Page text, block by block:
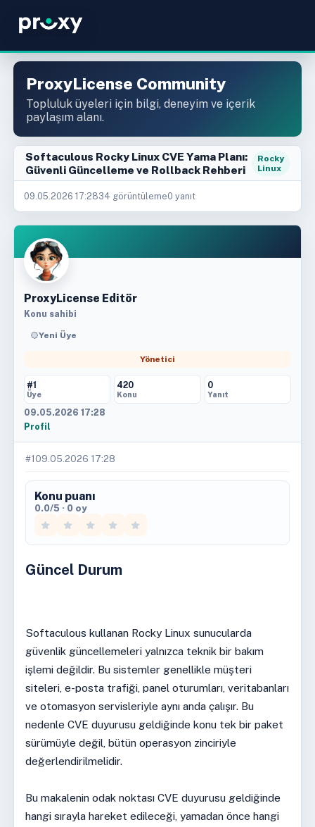
ProxyLicense Community
Topluluk üyeleri için bilgi, deneyim ve içerik
paylaşım alanı.
Softaculous Rocky Linux CVE Yama Planı:
Güvenli Güncelleme ve Rollback Rehberi
Rocky
Linux
09.05.2026 17:2834 görüntüleme0 yanıt
ProxyLicense Editör
Konu sahibi
Yeni Üye
Yönetici
#1
Üye
420
Konu
0
Yanıt
09.05.2026 17:28
Profil
#1 09.05.2026 17:28
Konu puanı
0.0/5 · 0 oy
Güncel Durum
Softaculous kullanan Rocky Linux sunucularda
güvenlik güncellemeleri yalnızca teknik bir bakım
işlemi değildir. Bu sistemler genellikle müşteri
siteleri, e-posta trafiği, panel oturumları, veritabanları
ve otomasyon servisleriyle aynı anda çalışır. Bu
nedenle CVE duyurusu geldiğinde konu tek bir paket
sürümüyle değil, bütün operasyon zinciriyle
değerlendirilmelidir.
Bu makalenin odak noktası CVE duyurusu geldiğinde
hangi sırayla hareket edileceği, yamadan önce hangi